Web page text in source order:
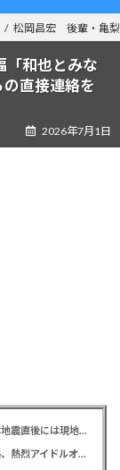
松岡昌宏 後輩・亀梨
和也とみな
直接連絡を
2026年7月1日
中居正広氏 「ひそかに被災地支援」か？ 2016年の熊本地震直後には現地で炊き出し 親友・松本人志の闘病に心を痛め、頻繁に連絡も
レインボー 池田直人と結婚の佐藤佳奈アナ AKB48合格、熱烈アイドルオタク「さかなちゃん」として人気に、7月末に読売テレビ退社